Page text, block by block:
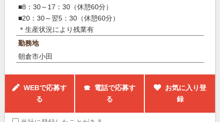
■8：30～17：30（休憩60分）
■20：30～翌5：30（休憩60分）
＊生産状況により残業有
勤務地
朝倉市小田
WEBで応募す
る
☎ 電話で応募す
る
お気に入り登
録